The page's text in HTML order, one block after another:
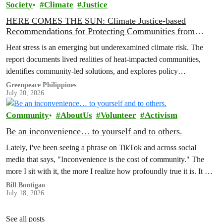
Society Climate Justice
HERE COMES THE SUN: Climate Justice-based
Recommendations for Protecting Communities from
Heat stress is an emerging but underexamined climate risk. The
report documents lived realities of heat-impacted communities,
identifies community-led solutions, and explores policy
recommendations to strengthen climate resilience and
accountability.
Greenpeace Philippines
July 20, 2026
Community AboutUs Volunteer Activism
Be an inconvenience… to yourself and to others.
Lately, I've been seeing a phrase on TikTok and across social
media that says, "Inconvenience is the cost of community." The
more I sit with it, the more I realize how profoundly true it is. It has
also made me reflect on how much of our world is organized
around the promise of convenience.
Bill Bontigao
July 18, 2026
See all posts